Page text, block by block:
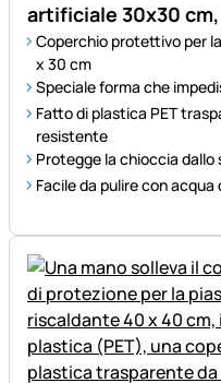
artificiale 30x30
Coperchio protettivo per
x 30 cm
Speciale forma che
Fatto di plastica PET
resistente
Protegge la chioccia dallo
Facile da pulire con acqua